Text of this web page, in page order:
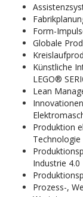
Form-
Globale
Künstliche
LEGO®
Lean
Produktion
Technologie
Industrie 4.0
Prozess-,